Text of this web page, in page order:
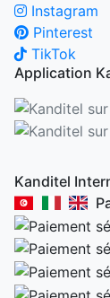
Instagram
Pinterest
TikTok
Application
Kanditel